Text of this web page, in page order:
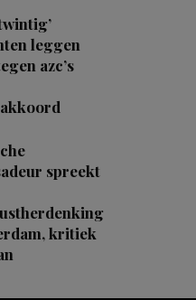
leggen
azc’s
spreekt
kritiek